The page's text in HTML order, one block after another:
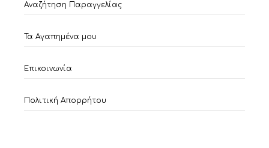
Αναζήτηση Παραγγελίας
Τα Αγαπημένα μου
Επικοινωνία
Πολιτική Απορρήτου